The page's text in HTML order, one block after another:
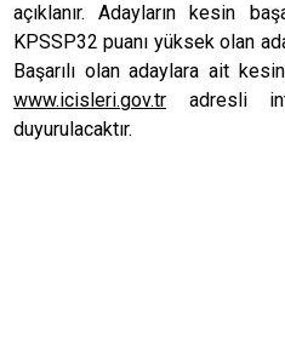
açıklanır. Adayların kesin
KPSSP32 puanı yüksek olan
Başarılı olan adaylara ait
www.icisleri.gov.tr adresli
duyurulacaktır.